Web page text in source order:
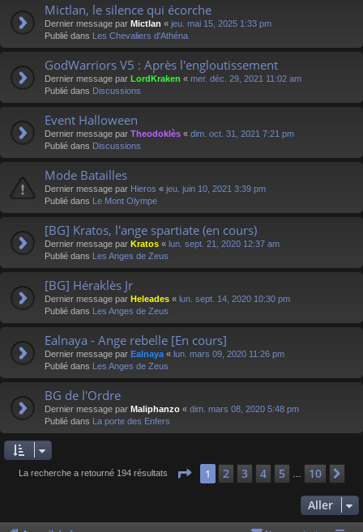
Mictlan, le silence qui écorche
Dernier message par Mictlan « jeu. mai 15, 2025 1:33 pm
Publié dans Les Chevaliers d'Athéna
GodWarriors V5 : Après l'engloutissement
Dernier message par LordKraken « mer. déc. 29, 2021 11:02 am
Publié dans Discussions
Event Halloween
Dernier message par Theodoklès « dim. oct. 31, 2021 7:21 pm
Publié dans Discussions
Mode Batailles
Dernier message par Hieros « jeu. juin 10, 2021 3:39 pm
Publié dans Le Mont Olympe
[BG] Kratos, l'ange spartiate (en cours)
Dernier message par Kratos « lun. sept. 21, 2020 12:37 am
Publié dans Les Anges de Zeus
[BG] Héraklès Jr
Dernier message par Heleades « lun. sept. 14, 2020 10:30 pm
Publié dans Les Anges de Zeus
Ealnaya - Ange rebelle [En cours]
Dernier message par Ealnaya « lun. mars 09, 2020 11:26 pm
Publié dans Les Anges de Zeus
BG de l'Ordre
Dernier message par Maliphanzo « dim. mars 08, 2020 5:48 pm
Publié dans La porte des Enfers
La recherche a retourné 194 résultats Page 1sur 10
1 2 3 4 5 10
Aller